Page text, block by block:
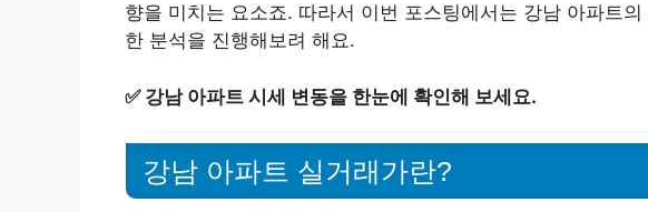
향을 미치는 요소죠. 따라서 이번 포스팅에서는 강남 아파트
한 분석을 진행해보려 해요.
✅ 강남 아파트 시세 변동을 한눈에 확인해 보세요.
강남 아파트 실거래가란?